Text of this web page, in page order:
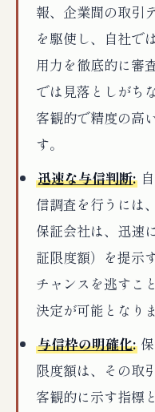
報、企業間の取引
を駆使し、自社で
用力を徹底的に審
では見落としがち
客観的で精度の高
す。
迅速な与信判断:
信調査を行うには
保証会社は、迅速
証限度額）を提示
チャンスを逃すこ
決定が可能となりま
与信枠の明確化:
限度額は、その取
客観的に示す指標